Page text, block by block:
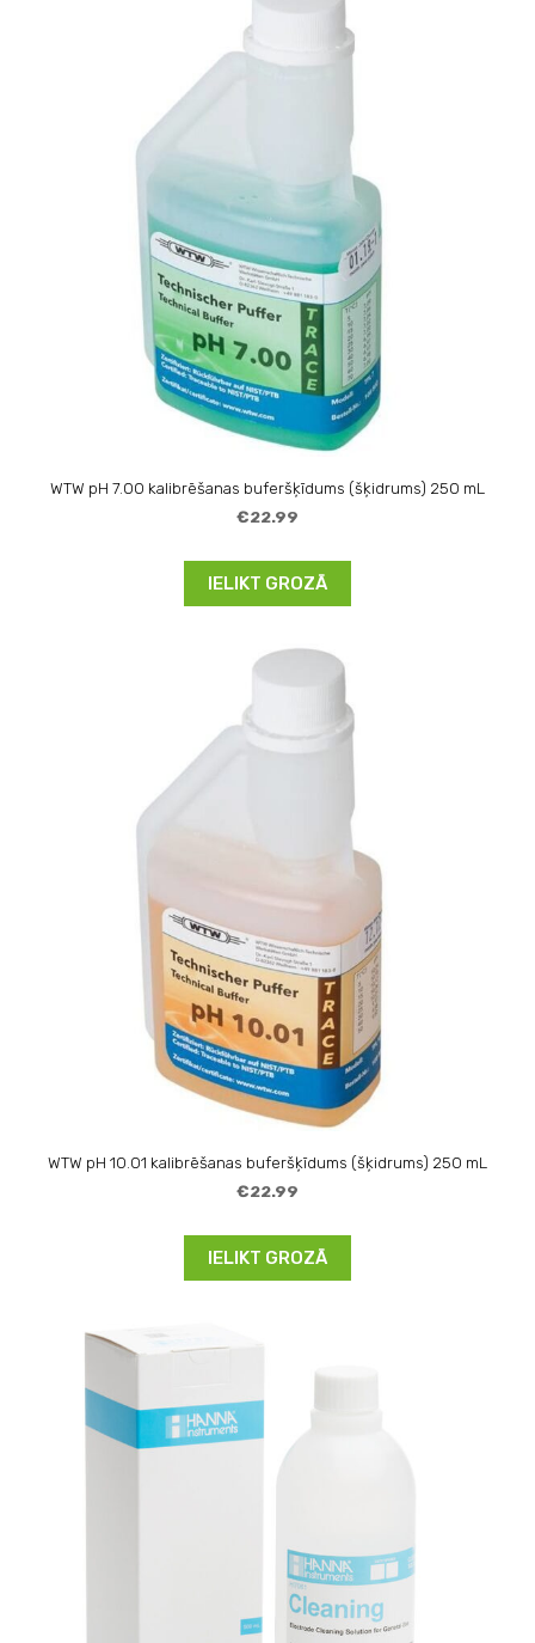
WTW pH 7.00 kalibrēšanas buferšķīdums (šķidrums) 250 mL
€22.99
IELIKT GROZĀ
WTW pH 10.01 kalibrēšanas buferšķīdums (šķidrums) 250 mL
€22.99
IELIKT GROZĀ